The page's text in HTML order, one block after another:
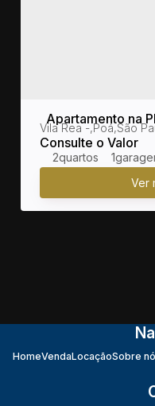
Apartamento na
SP no
Consulte o Valor
Vila Rea ,Poá,São
2 1
HomeVendaLocaçãoSobre